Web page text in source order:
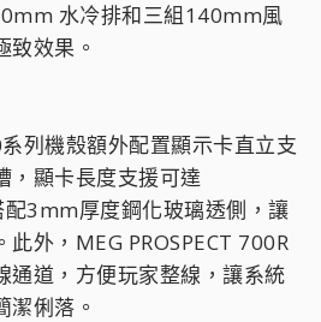
水冷排和三組140mm風
致效果。
列機殼額外配置顯示卡直立支
，顯卡長度支援可達
3mm厚度鋼化玻璃透側，讓
外，MEG PROSPECT 700R
通道，方便玩家整線，讓系統
潔俐落。